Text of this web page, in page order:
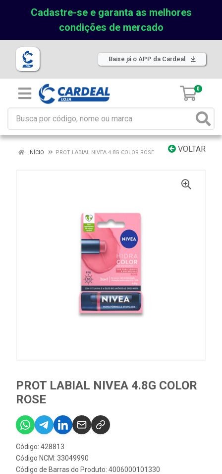
Cadastre-se e garanta as melhores
condições de mercado
Baixe já o APP da Cardeal
0
VOLTAR
INÍCIO PROT LABIAL NIVEA 4.8G COLOR ROSE
PROT LABIAL NIVEA 4.8G COLOR
ROSE
Código: 428813
Código NCM: 33049990
Código de Barras do Produto: 4006000101330